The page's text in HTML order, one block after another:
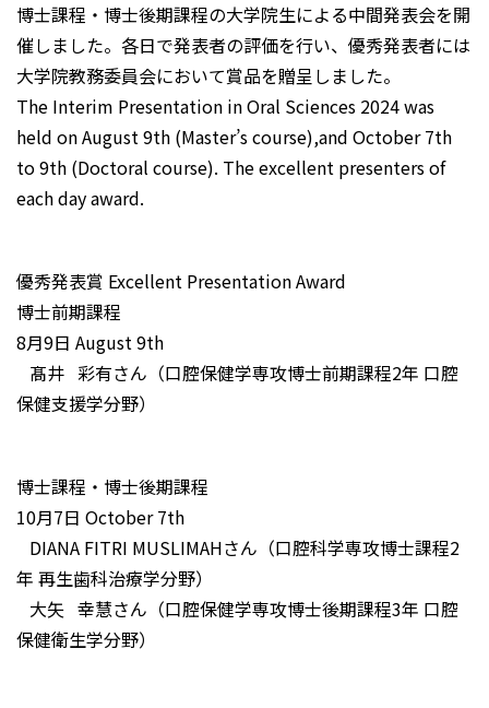
博士課程・博士後期課程の大学院生による中間発表会を開
催しました。各日で発表者の評価を行い、優秀発表者には
大学院教務委員会において賞品を贈呈しました。
The Interim Presentation in Oral Sciences 2024 was
held on August 9th (Master’s course),and October 7th
to 9th (Doctoral course). The excellent presenters of
each day award.
優秀発表賞 Excellent Presentation Award
博士前期課程
8月9日 August 9th
髙井 彩有さん（口腔保健学専攻博士前期課程2年 口腔
保健支援学分野）
博士課程・博士後期課程
10月7日 October 7th
DIANA FITRI MUSLIMAHさん（口腔科学専攻博士課程2
年 再生歯科治療学分野）
大矢 幸慧さん（口腔保健学専攻博士後期課程3年 口腔
保健衛生学分野）